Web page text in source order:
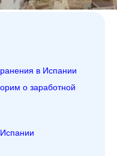
в Испании
о заработной